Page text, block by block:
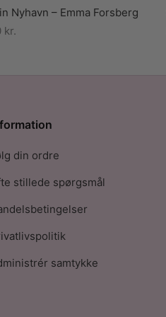
Nyhavn – Emma Forsberg
kr.
din ordre
stillede spørgsmål
samtykke